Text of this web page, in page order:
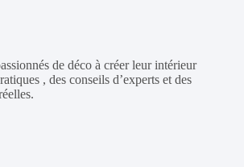
de déco à créer leur intérieur
, des conseils d’experts et des
.